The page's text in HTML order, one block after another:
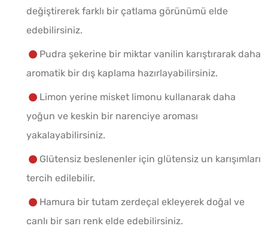
değiştirerek farklı bir çatlama görünümü elde
edebilirsiniz.
Pudra şekerine bir miktar vanilin karıştırarak daha
aromatik bir dış kaplama hazırlayabilirsiniz.
Limon yerine misket limonu kullanarak daha
yoğun ve keskin bir narenciye aroması
yakalayabilirsiniz.
Glütensiz beslenenler için glütensiz un karışımları
tercih edilebilir.
Hamura bir tutam zerdeçal ekleyerek doğal ve
canlı bir sarı renk elde edebilirsiniz.